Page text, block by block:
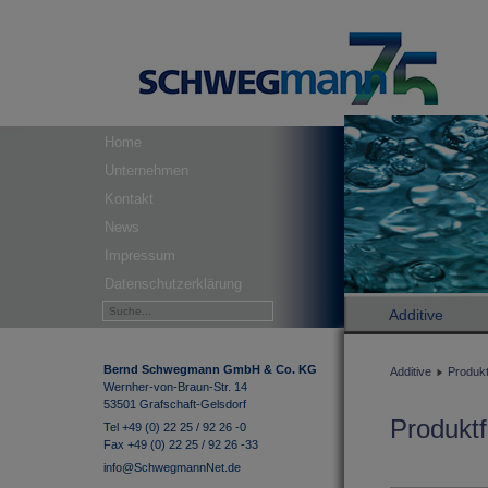
Home
Unternehmen
Kontakt
News
Impressum
Datenschutzerklärung
Bernd Schwegmann GmbH & Co. KG
Wernher-von-Braun-Str. 14
53501 Grafschaft-Gelsdorf
Tel +49 (0) 22 25 / 92 26 -0
Fax +49 (0) 22 25 / 92 26 -33
info@SchwegmannNet.de
Additive
Additive